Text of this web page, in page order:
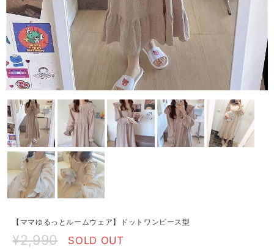
【ママゆるっとルームウェア】ドットワンピース型
¥2,990 SOLD OUT